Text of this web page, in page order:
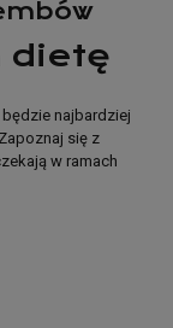
dietę
najbardziej
się z
w ramach